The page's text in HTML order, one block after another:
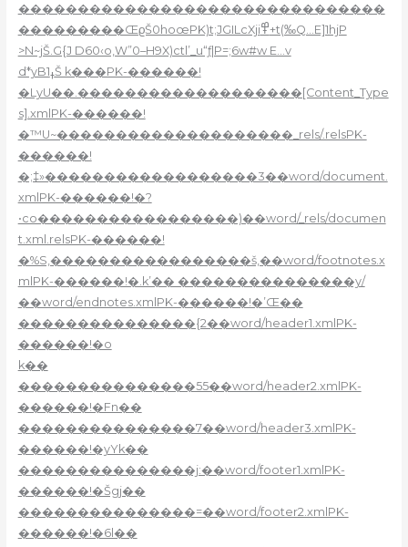
�������������������������������
���������ŒϱŠ0hoœPK)t;JGILcXji߾+t(‰Q…E]1hjP
>N~jŠ.G{J D60‹o,W”0–H9X)ctl’_u“ƒ|P=;6w#w E…v
d*yB1ߪŠ k���PK-������!
�LyU��.�������������������[Content_Type
s].xmlPK-������!
�™U~��������������������_rels/.relsPK-
������!
�;‡»������������������3��word/document.
xmlPK-������!�?
•co�����������������)��word/_rels/documen
t.xml.relsPK-������!
�%S,�����������������š,��word/footnotes.x
mlPK-������!�.k’�� ���������������y/
��word/endnotes.xmlPK-������!�’Œ��
���������������{2��word/header1.xmlPK-
������!�o
k��
���������������55��word/header2.xmlPK-
������!�Fn��
���������������7��word/header3.xmlPK-
������!�yYk��
���������������j:��word/footer1.xmlPK-
������!�Šgj��
���������������=��word/footer2.xmlPK-
������!�6l��